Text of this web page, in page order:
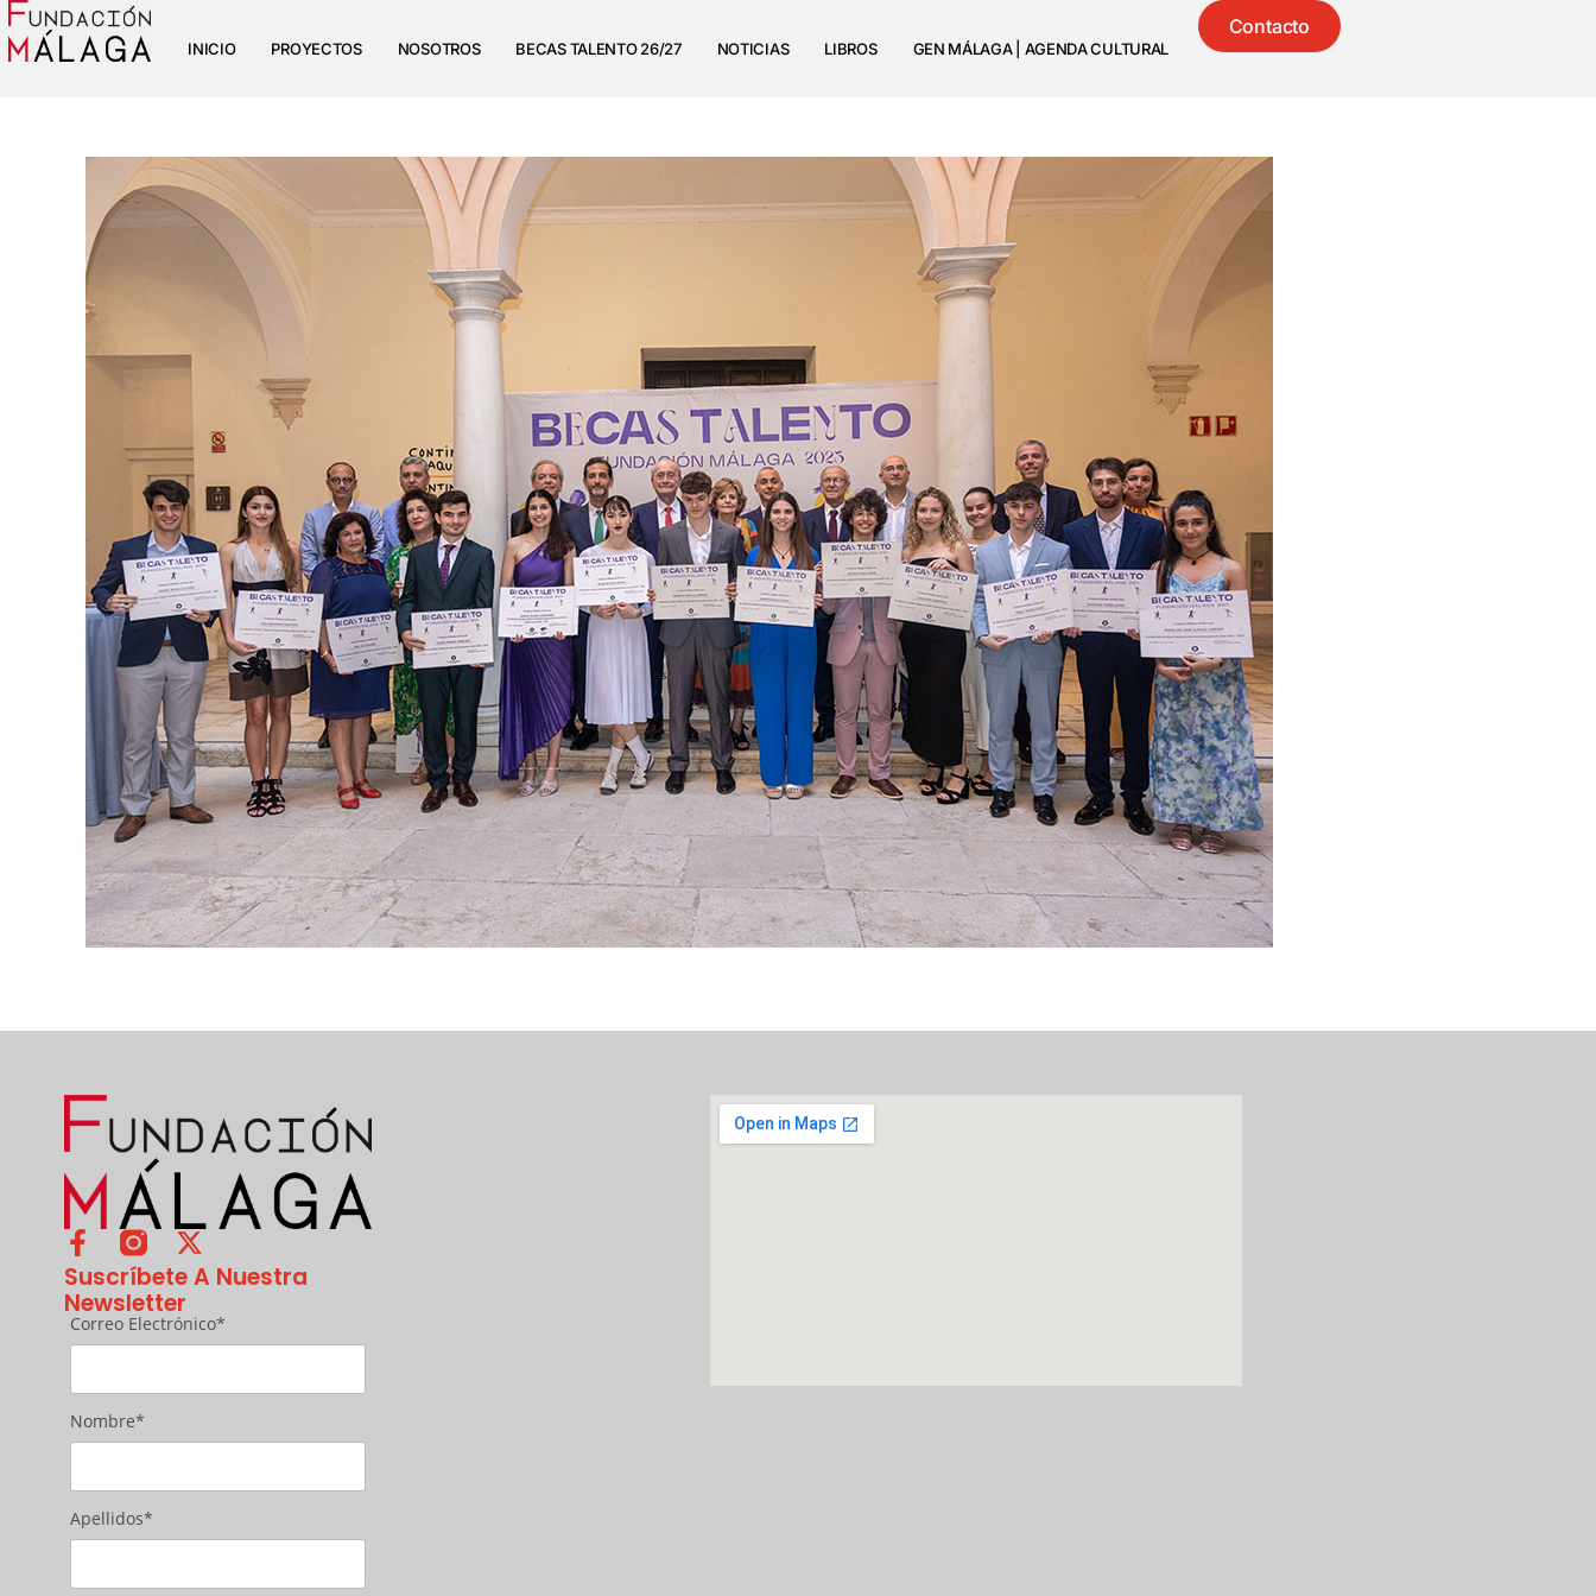
INICIO PROYECTOS NOSOTROS BECAS TALENTO 26/27 NOTICIAS LIBROS GEN MÁLAGA | AGENDA CULTURAL
Contacto
Suscríbete A Nuestra
Newsletter
Correo Electrónico*
Nombre*
Apellidos*